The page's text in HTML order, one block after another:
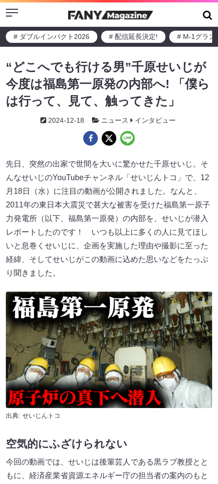
Menu
# ダブルインパクト2026 # 配信延長決定! # M-1グラン
“どこへでも行ける男”千原せいじが
今度は福島第一原発の内部へ! 「僕ら
は行って、見て、触ってきた」
2024-12-18 ニュース インタビュー
先日、突然の出家で世間を大いに驚かせた千原せいじ。そ
んなせいじのYouTubeチャンネル「せいじんトコ」で、12
月18日（水）に注目の動画が公開されました。なんと、
2011年の東日本大震災で甚大な被害を受けた福島第一原子
力発電所（以下、福島第一原発）の内部を、せいじが潜入
レポートしたのです！ いつも以上に多くの人に見てほし
いと息巻くせいじに、企画を実施した理由や撮影に至った
経緯、そしてせいじがこの動画に込めた思いなどをたっぷ
り聞きました。
出典: せいじんトコ
空気的にふざけられない
今回の動画では、せいじは後輩芸人である黒ラブ教授とと
もに、経済産業省資源エネルギー庁の担当者の案内のもと